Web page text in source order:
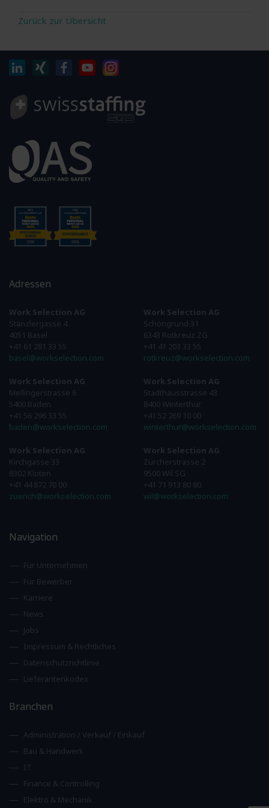
Zurück zur Übersicht
Adressen
Work Selection AG
Stänzlergasse 4
4051 Basel
+41 61 281 33 55
basel@workselection.com
Work Selection AG
Mellingerstrasse 6
5400 Baden
+41 56 296 33 55
baden@workselection.com
Work Selection AG
Kirchgasse 33
8302 Kloten
+41 44 872 70 00
zuerich@workselection.com
Work Selection AG
Schöngrund 31
6343 Rotkreuz ZG
+41 41 203 33 55
rotkreuz@workselection.com
Work Selection AG
Stadthausstrasse 43
8400 Winterthur
+41 52 269 10 00
winterthur@workselection.com
Work Selection AG
Zürcherstrasse 2
9500 Wil SG
+41 71 913 80 80
wil@workselection.com
Navigation
Für Unternehmen
Für Bewerber
Karriere
News
Jobs
Impressum & Rechtliches
Datenschutzrichtlinie
Lieferantenkodex
Branchen
Administration / Verkauf / Einkauf
Bau & Handwerk
IT
Finance & Controlling
Elektro & Mechanik